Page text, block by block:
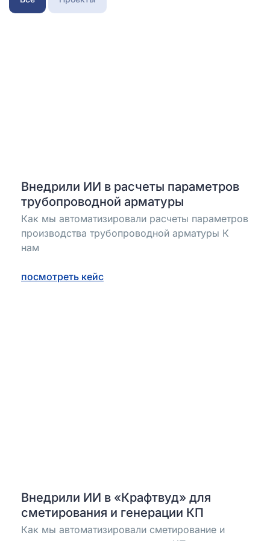
Внедрили ИИ в расчеты параметров
трубопроводной арматуры
Как мы автоматизировали расчеты параметров
производства трубопроводной арматуры К
нам
посмотреть кейс
Внедрили ИИ в «Крафтвуд» для
сметирования и генерации КП
Как мы автоматизировали сметирование и